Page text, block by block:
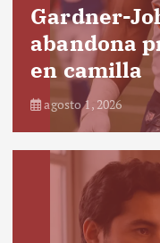
Gardner-
abandona
en camilla
agosto 1, 2026